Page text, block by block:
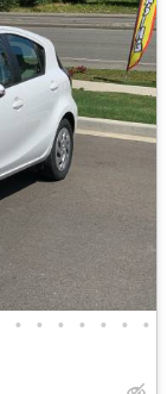
• • • • • • •